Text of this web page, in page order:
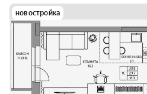
новостройка